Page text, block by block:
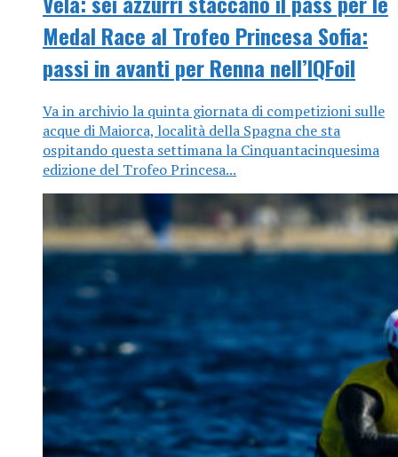
Medal Race al Trofeo Princesa Sofia:
passi in avanti per Renna nell’IQFoil
Va in archivio la quinta giornata di competizioni sulle
acque di Maiorca, località della Spagna che sta
ospitando questa settimana la Cinquantacinquesima
edizione del Trofeo Princesa...